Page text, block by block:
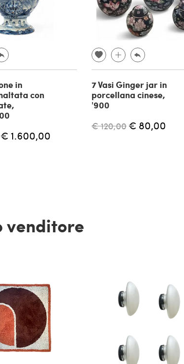
in
con
€ 1.600,00
7 Vasi Ginger jar in
porcellana cinese,
'900
€ 120,00 € 80,00